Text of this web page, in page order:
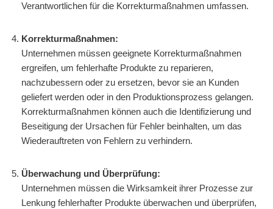
Verantwortlichen für die Korrekturmaßnahmen umfassen.
Korrekturmaßnahmen:
Unternehmen müssen geeignete Korrekturmaßnahmen
ergreifen, um fehlerhafte Produkte zu reparieren,
nachzubessern oder zu ersetzen, bevor sie an Kunden
geliefert werden oder in den Produktionsprozess gelangen.
Korrekturmaßnahmen können auch die Identifizierung und
Beseitigung der Ursachen für Fehler beinhalten, um das
Wiederauftreten von Fehlern zu verhindern.
Überwachung und Überprüfung:
Unternehmen müssen die Wirksamkeit ihrer Prozesse zur
Lenkung fehlerhafter Produkte überwachen und überprüfen,